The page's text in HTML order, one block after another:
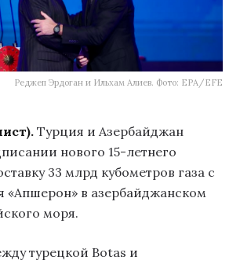
Реджеп Эрдоган и Ильхам Алиев. Фото: EPA/EFE
Турция и Азербайджан
нового 15-летнего
33 млрд кубометров газа с
«Апшерон» в азербайджанском
моря.
турецкой Botas и